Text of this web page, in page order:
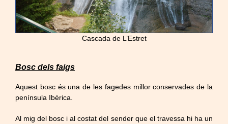
Cascada de L’Estret
Bosc dels faigs
Aquest bosc és una de les fagedes millor conservades de la
península Ibèrica.
Al mig del bosc i al costat del sender que el travessa hi ha un